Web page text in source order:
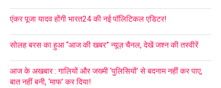
एंकर पूजा यादव होंगी भारत24 की नई पॉलिटिकल एडिटर!
सोलह बरस का हुआ “आज की खबर” न्यूज़ चैनल, देखें जश्न की तस्वीरें
आज के अखबार : गालियों और जख्मी ‘पुलिसियों’ से बदनाम नहीं कर पाए,
बात नहीं बनी, ‘माफ’ कर दिया!